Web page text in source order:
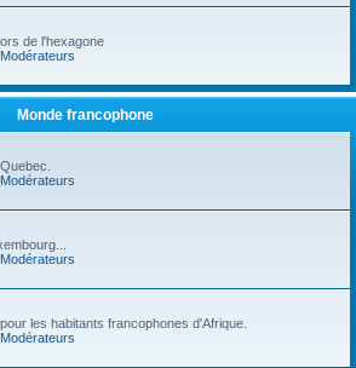
de l'hexagone
Modérateurs
Monde francophone
Modérateurs
Modérateurs
les habitants francophones d'Afrique.
Modérateurs